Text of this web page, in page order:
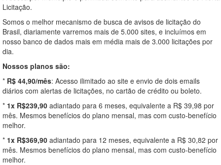
Licitação.
Somos o melhor mecanismo de busca de avisos de licitação do
Brasil, diariamente varremos mais de 5.000 sites, e incluímos em
nosso banco de dados mais em média mais de 3.000 licitações por
dia.
Nossos planos são:
* R$ 44,90/mês: Acesso ilimitado ao site e envio de dois emails
diários com alertas de licitações, no cartão de crédito ou boleto.
* 1x R$239,90 adiantado para 6 meses, equivalente a R$ 39,98 por
mês. Mesmos benefícios do plano mensal, mas com custo-benefício
melhor.
* 1x R$369,90 adiantado para 12 meses, equivalente a R$ 30,82 por
mês. Mesmos benefícios do plano mensal, mas com custo-benefício
melhor.